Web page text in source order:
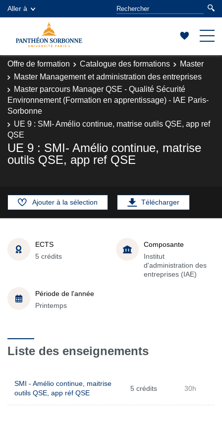
Aller à
Offre de formation Catalogue des formations
Master
Master Management et administration des entreprises
Master parcours Manager QSE - Qualité Sécurité
Environnement (Formation en apprentissage) - IAE Paris-
Sorbonne
UE 9 : SMI- Amélio continue, matrise outils QSE, app ref
QSE
UE 9 : SMI- Amélio continue, matrise
outils QSE, app ref QSE
Ajouter à la sélection Télécharger
ECTS
5 crédits
Composante
Institut
d'administration des
entreprises (IAE)
Période de l'année
Printemps
Liste des enseignements
SMI - Amélio continue, maitrise
outils QSE, app réf QSE
5 crédits 30h